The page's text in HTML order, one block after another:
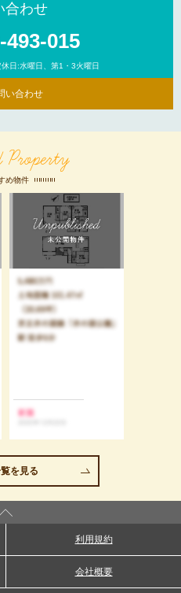
合わせ
493-015
日:水曜日、第1・3火曜日
い合わせ
Property
め物件
を見る
利用規約
会社概要